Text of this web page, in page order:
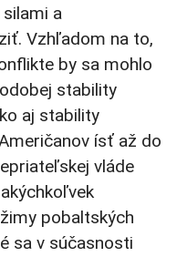
a
Vzhľadom na to,
by sa mohlo
stability
aj stability
ísť až do
vláde
pobaltských
sa v súčasnosti